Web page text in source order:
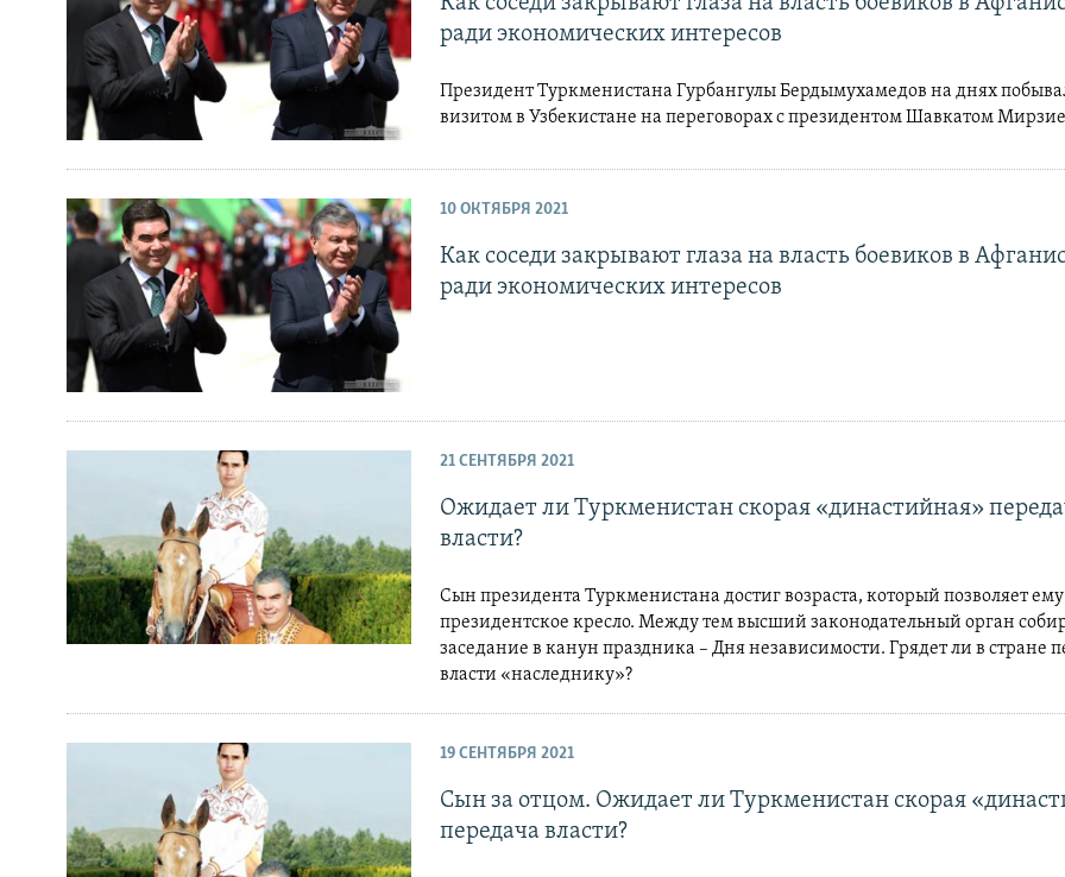
ради экономических интересов
Президент Туркменистана Гурбангулы Бердымухамедов на днях
визитом в Узбекистане на переговорах с президентом Шавкатом
10 ОКТЯБРЯ 2021
Как соседи закрывают глаза на власть боевиков в
ради экономических интересов
21 СЕНТЯБРЯ 2021
Ожидает ли Туркменистан скорая «династийная»
власти?
Сын президента Туркменистана достиг возраста, который позволяет ему
президентское кресло. Между тем высший законодательный орган
заседание в канун праздника – Дня независимости. Грядет ли в стране
власти «наследнику»?
19 СЕНТЯБРЯ 2021
Сын за отцом. Ожидает ли Туркменистан скорая
передача власти?